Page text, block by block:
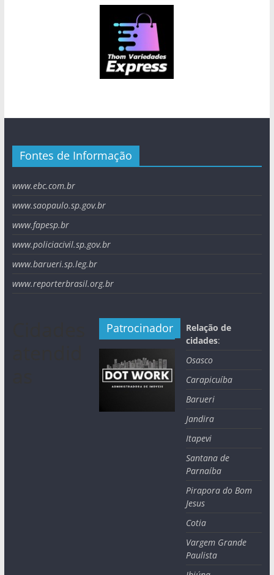
Fontes de Informação
www.ebc.com.br
www.saopaulo.sp.gov.br
www.fapesp.br
www.policiacivil.sp.gov.br
www.barueri.sp.leg.br
www.reporterbrasil.org.br
Patrocinador
Relação de
cidades:
Osasco
Carapicuíba
Barueri
Jandira
Itapevi
Santana de
Parnaíba
Pirapora do Bom
Jesus
Cotia
Vargem Grande
Paulista